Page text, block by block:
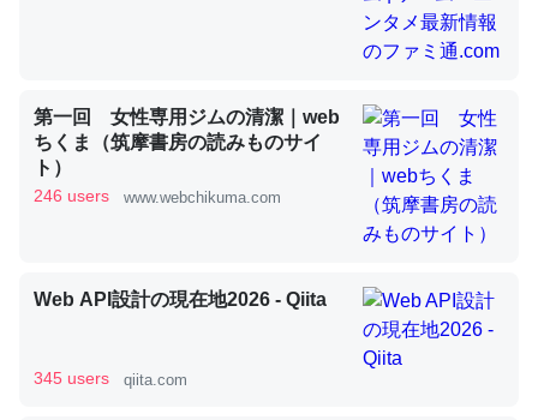
─ニュース :: 【研究発表】昆虫学の大問題＝「昆虫はなぜ海にいな
これを元に考えるとカルシウムを大量に使う脊椎動物と貝
類は苦労してるんだな…。腹足類だと殻を無くしてナメク
─ニュース :: 【研究発表】昆虫学の大問題＝「昆虫はなぜ海にいな
いのか」に関する新仮説
第一回 女性専用ジムの清潔｜web
ちくま（筑摩書房の読みものサイ
ト）
246 users www.webchikuma.com
Web API設計の現在地2026 - Qiita
345 users qiita.com